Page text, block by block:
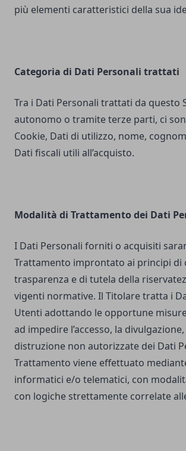
più elementi caratteristici della sua
Categoria di Dati Personali trattati
Tra i Dati Personali trattati da questo
autonomo o tramite terze parti, ci
Cookie, Dati di utilizzo, nome,
Dati fiscali utili all’acquisto.
Modalità di Trattamento dei Dati
I Dati Personali forniti o acquisiti
Trattamento improntato ai principi di
trasparenza e di tutela della
vigenti normative. Il Titolare tratta i
Utenti adottando le opportune
ad impedire l’accesso, la
distruzione non autorizzate dei Dati
Trattamento viene effettuato
informatici e/o telematici, con
con logiche strettamente correlate